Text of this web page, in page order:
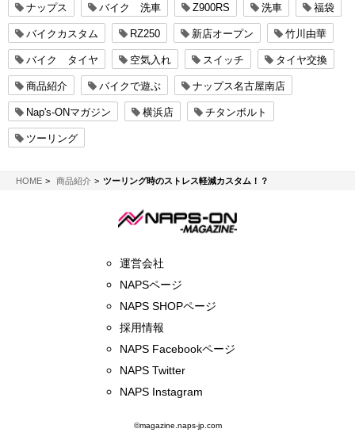
ナップス バイク 洗車 Z900RS 洗車 福袋
バイクカスタム RZ250 新店オープン 竹川由華
バイク タイヤ 空気入れ スイッチ タイヤ交換
商品紹介 バイクで遊ぶ ナップス名古屋南店
Nap's-ONマガジン 横浜店 チタンボルト
ツーリング
HOMENAPS-ON マガジン
商品紹介 ツーリング時のストレス軽減カスタム！？
運営会社
NAPSページ
NAPS SHOPページ
採用情報
NAPS Facebookページ
NAPS Twitter
NAPS Instagram
©magazine.naps-jp.com